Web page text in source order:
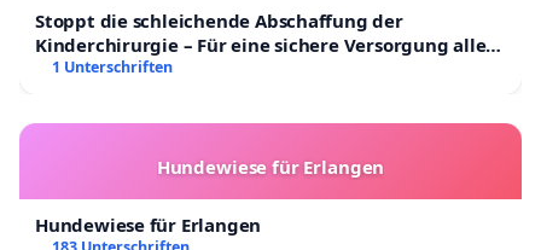
Stoppt die schleichende Abschaffung der
Kinderchirurgie – Für eine sichere Versorgung aller
Kinder in Deutschland
1 Unterschriften
Hundewiese für Erlangen
Hundewiese für Erlangen